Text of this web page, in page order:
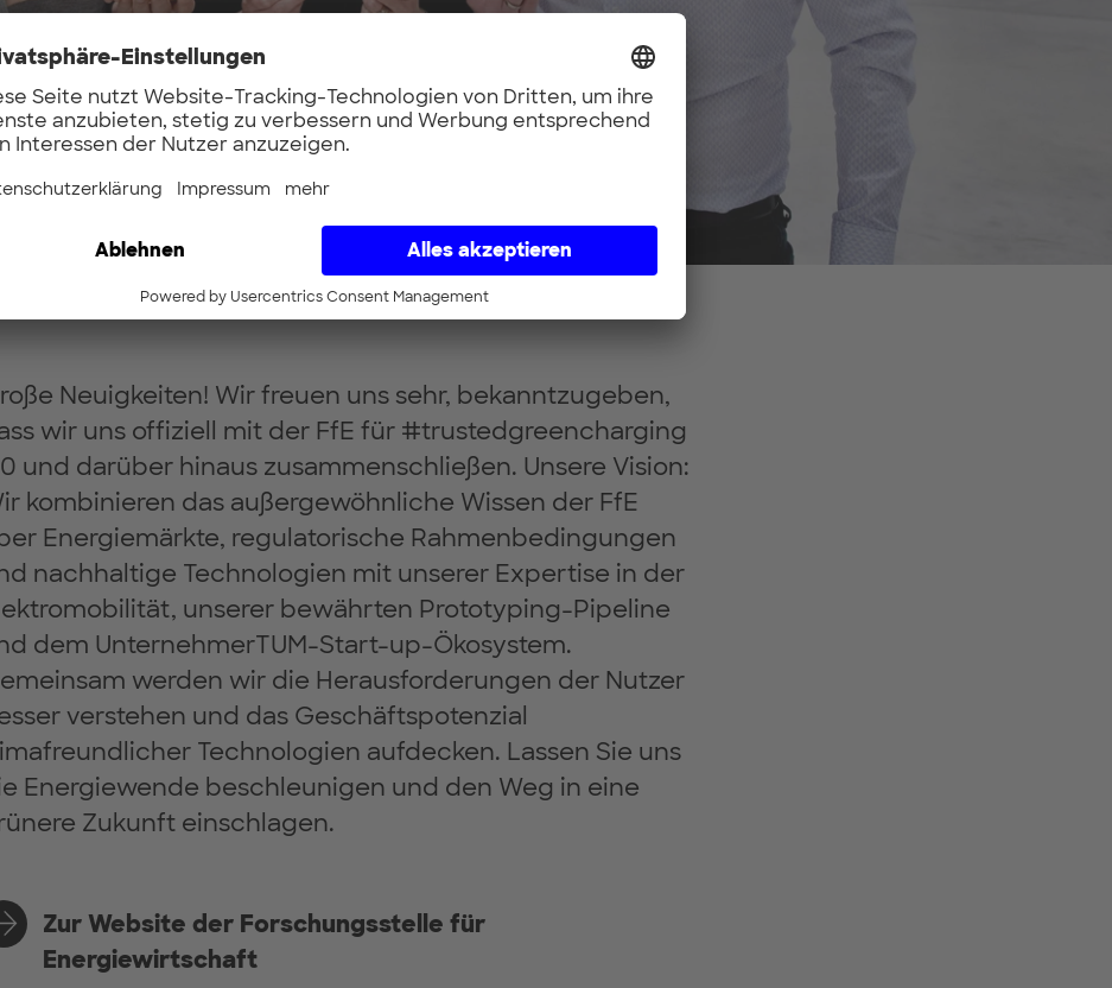
Neuigkeiten! Wir freuen uns sehr, bekanntzugeben,
wir uns offiziell mit der FfE für #trustedgreencharging
und darüber hinaus zusammenschließen. Unsere Vision:
kombinieren das außergewöhnliche Wissen der FfE
Energiemärkte, regulatorische Rahmenbedingungen
nachhaltige Technologien mit unserer Expertise in der
unserer bewährten Prototyping-Pipeline
dem UnternehmerTUM-Start-up-Ökosystem.
werden wir die Herausforderungen der Nutzer
verstehen und das Geschäftspotenzial
Technologien aufdecken. Lassen Sie uns
Energiewende beschleunigen und den Weg in eine
Zukunft einschlagen.
Zur Website der Forschungsstelle für
Energiewirtschaft